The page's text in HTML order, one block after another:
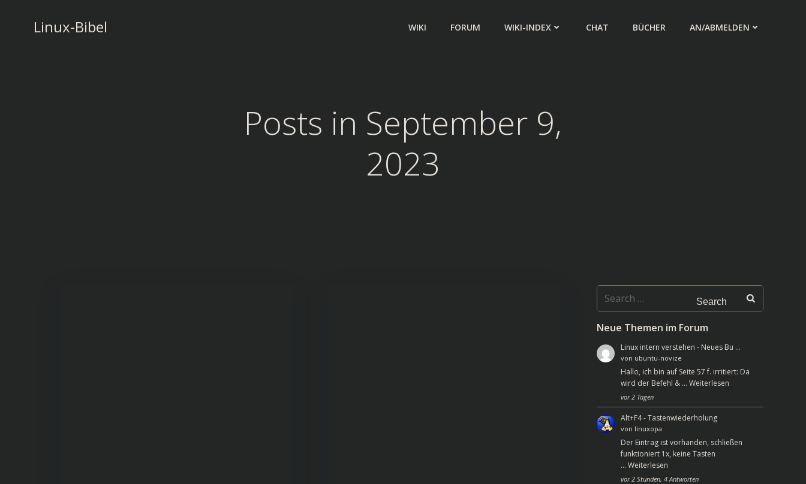
springenLinux-Bibel WIKI FORUM WIKI-INDEX CHAT BÜCHER AN/ABMELDEN
Posts in September 9,
2023
Search
for:
Neue Themen im Forum
Linux intern verstehen - Neues Bu …
von ubuntu-novize
Hallo, ich bin auf Seite 57 f. irritiert: Da
wird der Befehl & … Weiterlesen
vor 2 Tagen
Alt+F4 - Tastenwiederholung
von linuxopa
Der Eintrag ist vorhanden, schließen
funktioniert 1x, keine Tasten
… Weiterlesen
vor 2 Stunden, 4 Antworten